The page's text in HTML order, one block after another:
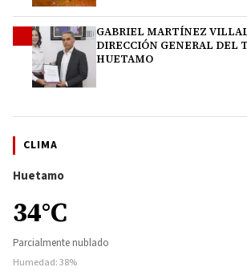
GABRIEL MARTÍNEZ
DIRECCIÓN GENERAL DEL
HUETAMO
CLIMA
Huetamo
34°C
Parcialmente nublado
Humedad: 38%